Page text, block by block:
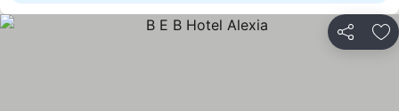
Partilhar